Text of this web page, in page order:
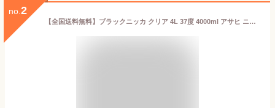
no. 2
【全国送料無料】ブラックニッカ クリア 4L 37度 4000ml アサヒ ニッカウイスキーペットボトル 大容量 業務用